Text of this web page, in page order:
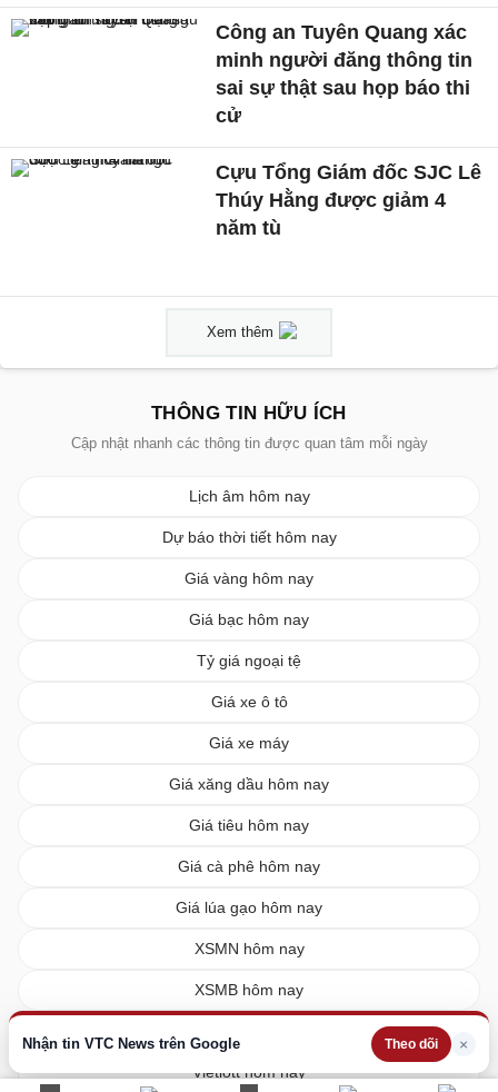
Nhận tin VTC News trên Google Theo dõi ×
Công an Tuyên Quang xác
minh người đăng thông tin
sai sự thật sau họp báo thi
cử
Cựu Tổng Giám đốc SJC Lê
Thúy Hằng được giảm 4
năm tù
Xem thêm
THÔNG TIN HỮU ÍCH
Cập nhật nhanh các thông tin được quan tâm mỗi ngày
Lịch âm hôm nay
Dự báo thời tiết hôm nay
Giá vàng hôm nay
Giá bạc hôm nay
Tỷ giá ngoại tệ
Giá xe ô tô
Giá xe máy
Giá xăng dầu hôm nay
Giá tiêu hôm nay
Giá cà phê hôm nay
Giá lúa gạo hôm nay
XSMN hôm nay
XSMB hôm nay
Vietlott hôm nay